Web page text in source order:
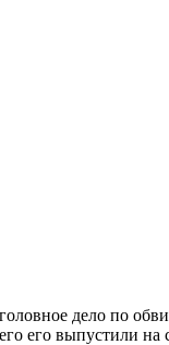
дело по
его выпустили на